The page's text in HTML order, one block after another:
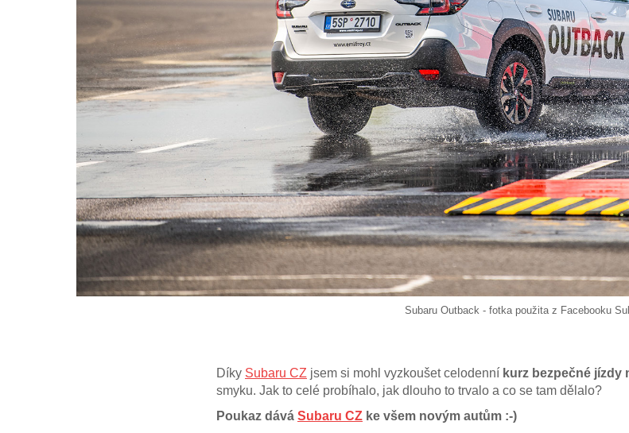
Subaru Outback - fotka použita z Facebooku
Díky Subaru CZ jsem si mohl vyzkoušet celodenní kurz bezpečné jízdy
smyku. Jak to celé probíhalo, jak dlouho to trvalo a co se tam dělalo?
Poukaz dává Subaru CZ ke všem novým autům :-)